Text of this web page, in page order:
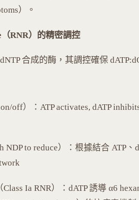
）。
RNR）的精密調控
合成的酶，其調控確保
on/off）：ATP activates, dATP
NDP to reduce）：根據結合 ATP
（Class Ia RNR）：dATP 誘導 α6